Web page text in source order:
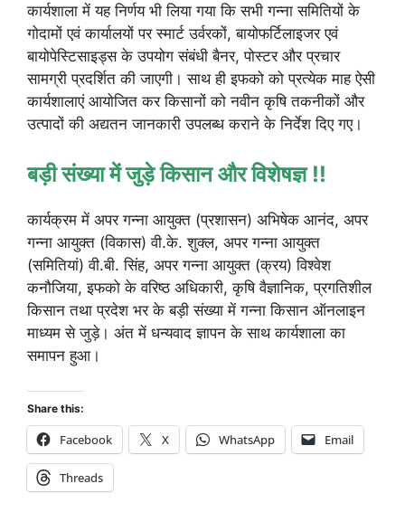
कार्यशाला में यह निर्णय भी लिया गया कि सभी गन्ना समितियों के
गोदामों एवं कार्यालयों पर स्मार्ट उर्वरकों, बायोफर्टिलाइजर एवं
बायोपेस्टिसाइड्स के उपयोग संबंधी बैनर, पोस्टर और प्रचार
सामग्री प्रदर्शित की जाएगी। साथ ही इफको को प्रत्येक माह ऐसी
कार्यशालाएं आयोजित कर किसानों को नवीन कृषि तकनीकों और
उत्पादों की अद्यतन जानकारी उपलब्ध कराने के निर्देश दिए गए।
बड़ी संख्या में जुड़े किसान और विशेषज्ञ !!
कार्यक्रम में अपर गन्ना आयुक्त (प्रशासन) अभिषेक आनंद, अपर
गन्ना आयुक्त (विकास) वी.के. शुक्ल, अपर गन्ना आयुक्त
(समितियां) वी.बी. सिंह, अपर गन्ना आयुक्त (क्रय) विश्वेश
कनौजिया, इफको के वरिष्ठ अधिकारी, कृषि वैज्ञानिक, प्रगतिशील
किसान तथा प्रदेश भर के बड़ी संख्या में गन्ना किसान ऑनलाइन
माध्यम से जुड़े। अंत में धन्यवाद ज्ञापन के साथ कार्यशाला का
समापन हुआ।
Share this:
Facebook X WhatsApp Email
Threads